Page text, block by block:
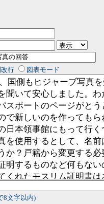
行 図表モード
8文字以内)